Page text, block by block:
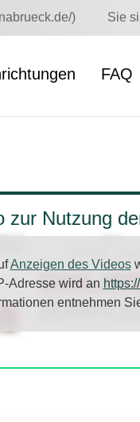
) Sie
FAQ
zur Nutzung
Anzeigen des Videos
Adresse wird an
entnehmen